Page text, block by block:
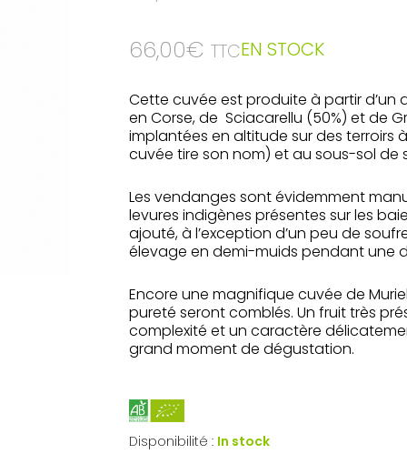
66,00€ TTCEN STOCK
Cette cuvée est produite à partir d’un
en Corse, de Sciacarellu (50%) et de
implantées en altitude sur des terroirs
cuvée tire son nom) et au sous-sol de
Les vendanges sont évidemment
levures indigènes présentes sur les
ajouté, à l’exception d’un peu de
élevage en demi-muids pendant une
Encore une magnifique cuvée de
pureté seront comblés. Un fruit très
complexité et un caractère
grand moment de dégustation.
Disponibilité : In stock